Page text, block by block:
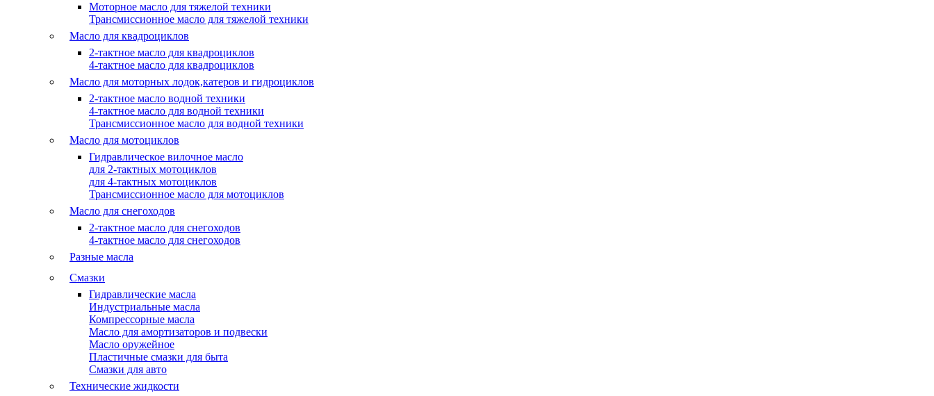
Моторное масло для тяжелой техники
Трансмиссионное масло для тяжелой техники
Масло для квадроциклов
2-тактное масло для квадроциклов
4-тактное масло для квадроциклов
Масло для моторных лодок,катеров и гидроциклов
2-тактное масло водной техники
4-тактное масло для водной техники
Трансмиссионное масло для водной техники
Масло для мотоциклов
Гидравлическое вилочное масло
для 2-тактных мотоциклов
для 4-тактных мотоциклов
Трансмиссионное масло для мотоциклов
Масло для снегоходов
2-тактное масло для снегоходов
4-тактное масло для снегоходов
Разные масла
Смазки
Гидравлические масла
Индустриальные масла
Компрессорные масла
Масло для амортизаторов и подвески
Масло оружейное
Пластичные смазки для быта
Смазки для авто
Технические жидкости